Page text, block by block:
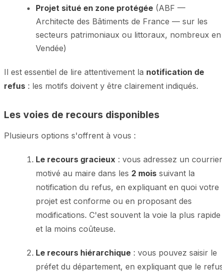
Projet situé en zone protégée (ABF —
Architecte des Bâtiments de France — sur les
secteurs patrimoniaux ou littoraux, nombreux en
Vendée)
Il est essentiel de lire attentivement la notification de
refus : les motifs doivent y être clairement indiqués.
Les voies de recours disponibles
Plusieurs options s'offrent à vous :
Le recours gracieux : vous adressez un courrier
motivé au maire dans les 2 mois suivant la
notification du refus, en expliquant en quoi votre
projet est conforme ou en proposant des
modifications. C'est souvent la voie la plus rapide
et la moins coûteuse.
Le recours hiérarchique : vous pouvez saisir le
préfet du département, en expliquant que le